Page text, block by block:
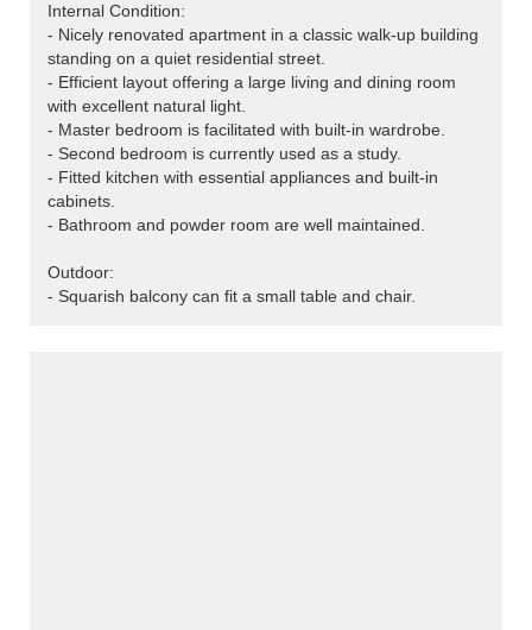
Internal Condition:
- Nicely renovated apartment in a classic walk-up building
standing on a quiet residential street.
- Efficient layout offering a large living and dining room
with excellent natural light.
- Master bedroom is facilitated with built-in wardrobe.
- Second bedroom is currently used as a study.
- Fitted kitchen with essential appliances and built-in
cabinets.
- Bathroom and powder room are well maintained.
Outdoor:
- Squarish balcony can fit a small table and chair.